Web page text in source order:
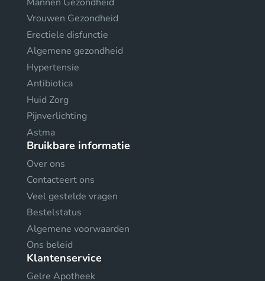
Vrouwen Gezondheid
Erectiele disfunctie
Algemene gezondheid
Hypertensie
Antibiotica
Huid Zorg
Pijnverlichting
Astma
Bruikbare informatie
Over ons
Contacteert ons
Veel gestelde vragen
Bestelstatus
Algemene voorwaarden
Ons beleid
Klantenservice
Gelre Apotheek